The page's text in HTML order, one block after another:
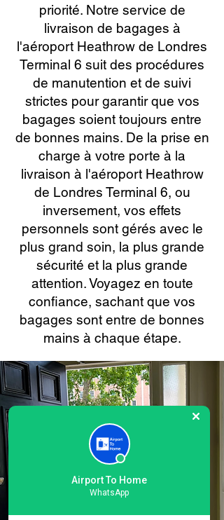
priorité. Notre service de
livraison de bagages à
l'aéroport Heathrow de Londres
Terminal 6 suit des procédures
de manutention et de suivi
strictes pour garantir que vos
bagages soient toujours entre
de bonnes mains. De la prise en
charge à votre porte à la
livraison à l'aéroport Heathrow
de Londres Terminal 6, ou
inversement, vos effets
personnels sont gérés avec le
plus grand soin, la plus grande
sécurité et la plus grande
attention. Voyagez en toute
confiance, sachant que vos
bagages sont entre de bonnes
mains à chaque étape.
Airport To Home
WhatsApp